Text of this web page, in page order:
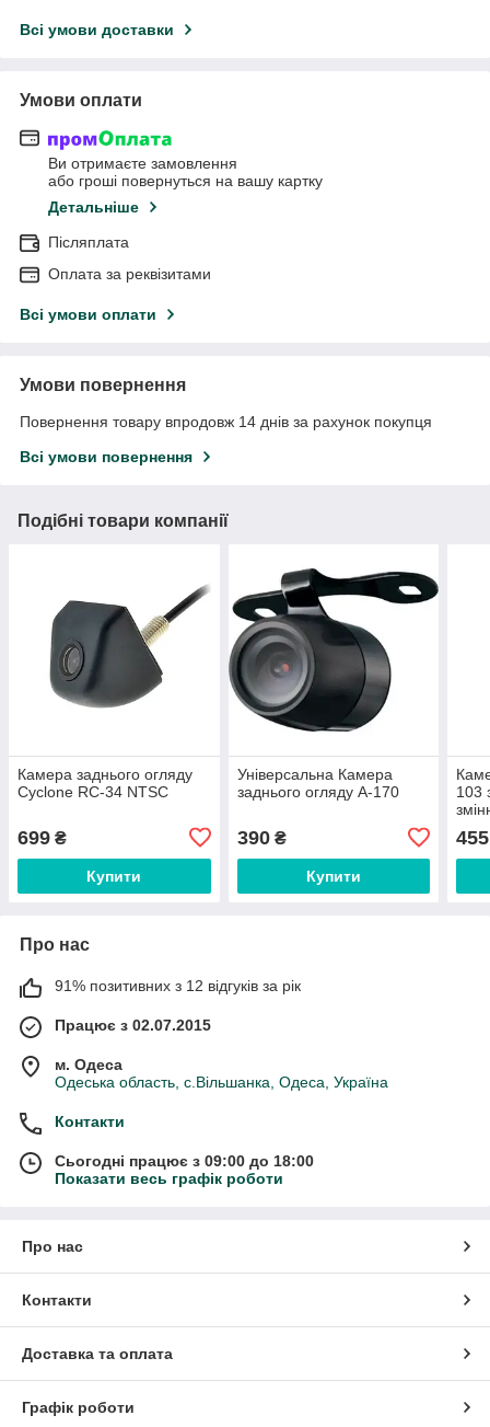
Всі умови доставки
Умови оплати
Ви отримаєте замовлення
або гроші повернуться на вашу картку
Детальніше
Післяплата
Оплата за реквізитами
Всі умови оплати
Умови повернення
Повернення товару впродовж 14 днів за рахунок покупця
Всі умови повернення
Подібні товари компанії
Камера заднього огляду
Cyclone RC-34 NTSC
699 ₴
Купити
Універсальна Камера
заднього огляду A-170
390₴
Купити
103
455
Про нас
91% позитивних з 12 відгуків за рік
Працює з 02.07.2015
м. Одеса
Одеська область, с.Вільшанка, Одеса, Україна
Контакти
Сьогодні працює з 09:00 до 18:00
Показати весь графік роботи
Про нас
Контакти
Доставка та оплата
Графік роботи